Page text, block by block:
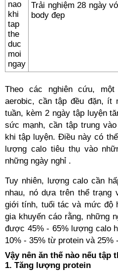
Trải nghiệm 28 ngày
body đẹp
Theo các nghiên cứu,
aerobic, cần tập đều đặn, ít
tuần, kèm 2 ngày tập luyện
sức mạnh, cần tập trung
khi tập luyện. Điều này có
lượng calo tiêu thụ vào
những ngày nghỉ .
Tuy nhiên, lượng calo cần
nhau, nó dựa trên thể trạng
giới tính, tuổi tác và mức độ
gia khuyến cáo rằng, những
được 45% - 65% lượng calo
10% - 35% từ protein và 25%
Vậy nên ăn thế nào nếu tập
1. Tăng lượng protein